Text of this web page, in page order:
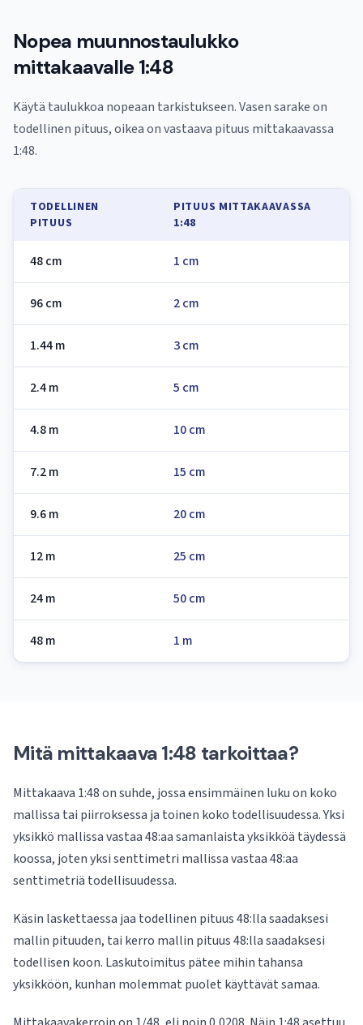
Nopea muunnostaulukko
mittakaavalle 1:48
Käytä taulukkoa nopeaan tarkistukseen. Vasen sarake on
todellinen pituus, oikea on vastaava pituus mittakaavassa
1:48.
TODELLINEN
PITUUS
PITUUS MITTAKAAVASSA
1:48
48 cm 1 cm
96 cm 2 cm
1.44 m 3 cm
2.4 m 5 cm
4.8 m 10 cm
7.2 m 15 cm
9.6 m 20 cm
12 m 25 cm
24 m 50 cm
48 m 1 m
Mitä mittakaava 1:48 tarkoittaa?
Mittakaava 1:48 on suhde, jossa ensimmäinen luku on koko
mallissa tai piirroksessa ja toinen koko todellisuudessa. Yksi
yksikkö mallissa vastaa 48:aa samanlaista yksikköä täydessä
koossa, joten yksi senttimetri mallissa vastaa 48:aa
senttimetriä todellisuudessa.
Käsin laskettaessa jaa todellinen pituus 48:lla saadaksesi
mallin pituuden, tai kerro mallin pituus 48:lla saadaksesi
todellisen koon. Laskutoimitus pätee mihin tahansa
yksikköön, kunhan molemmat puolet käyttävät samaa.